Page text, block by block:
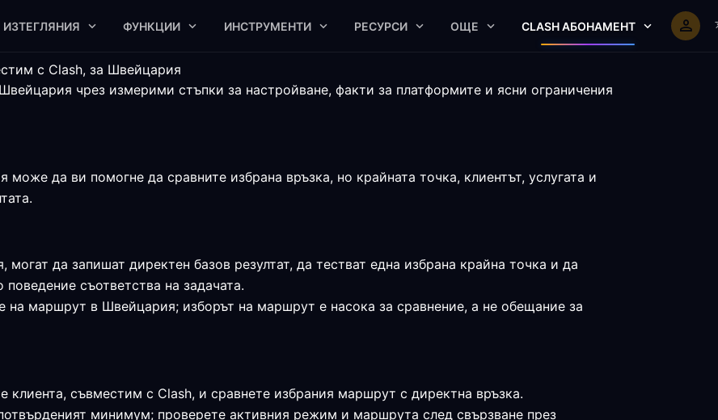
ИЗТЕГЛЯНИЯ ФУНКЦИИ ИНСТРУМЕНТИ РЕСУРСИ ОЩЕ CLASH АБОНАМЕНТ
с Clash, за Швейцария
чрез измерими стъпки за настройване, факти за платформите и ясни ограничения
да ви помогне да сравните избрана връзка, но крайната точка, клиентът, услугата и
да запишат директен базов резултат, да тестват една избрана крайна точка и да
съответства на задачата.
на маршрут в Швейцария; изборът на маршрут е насока за сравнение, а не обещание за
клиента, съвместим с Clash, и сравнете избрания маршрут с директна връзка.
минимум; проверете активния режим и маршрута след свързване през